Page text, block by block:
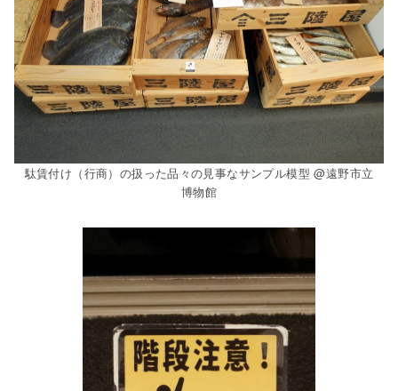
駄賃付け（行商）の扱った品々の見事なサンプル模型 @遠野市立
博物館